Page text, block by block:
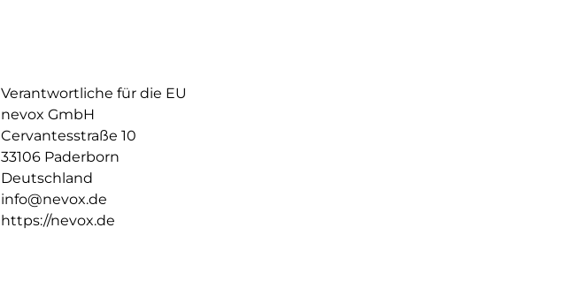
Verantwortliche für die EU
nevox GmbH
Cervantesstraße 10
33106 Paderborn
Deutschland
info@nevox.de
https://nevox.de